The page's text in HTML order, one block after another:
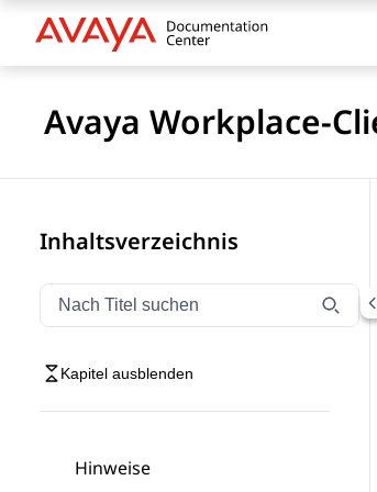
Avaya Workplace-
Inhaltsverzeichnis
Navigation nach Titel filtern
Geben Sie Text ein, um
Kapitel ausblenden
Hinweise